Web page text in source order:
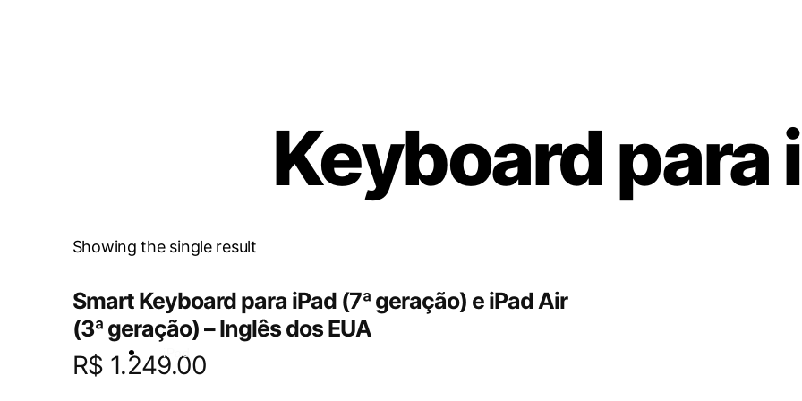
iPad
Keyboard para
Showing the single result
Smart Keyboard para iPad (7ª geração) e iPad Air
(3ª geração) – Inglês dos EUA
R$ 1.249.00